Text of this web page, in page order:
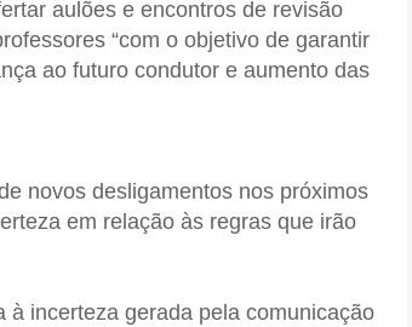
aulões e encontros de revisão
“com o objetivo de garantir
ao futuro condutor e aumento das
novos desligamentos nos próximos
em relação às regras que irão
à incerteza gerada pela comunicação